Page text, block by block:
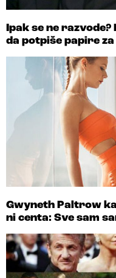
Ipak se ne razvode?
da potpiše papire
Gwyneth Paltrow
ni centa: Sve sam